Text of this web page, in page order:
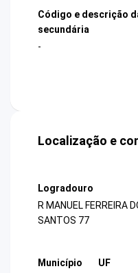
Código e descrição
secundária
-
Localização e
Logradouro
R MANUEL FERREIRA
SANTOS 77
Município
UF